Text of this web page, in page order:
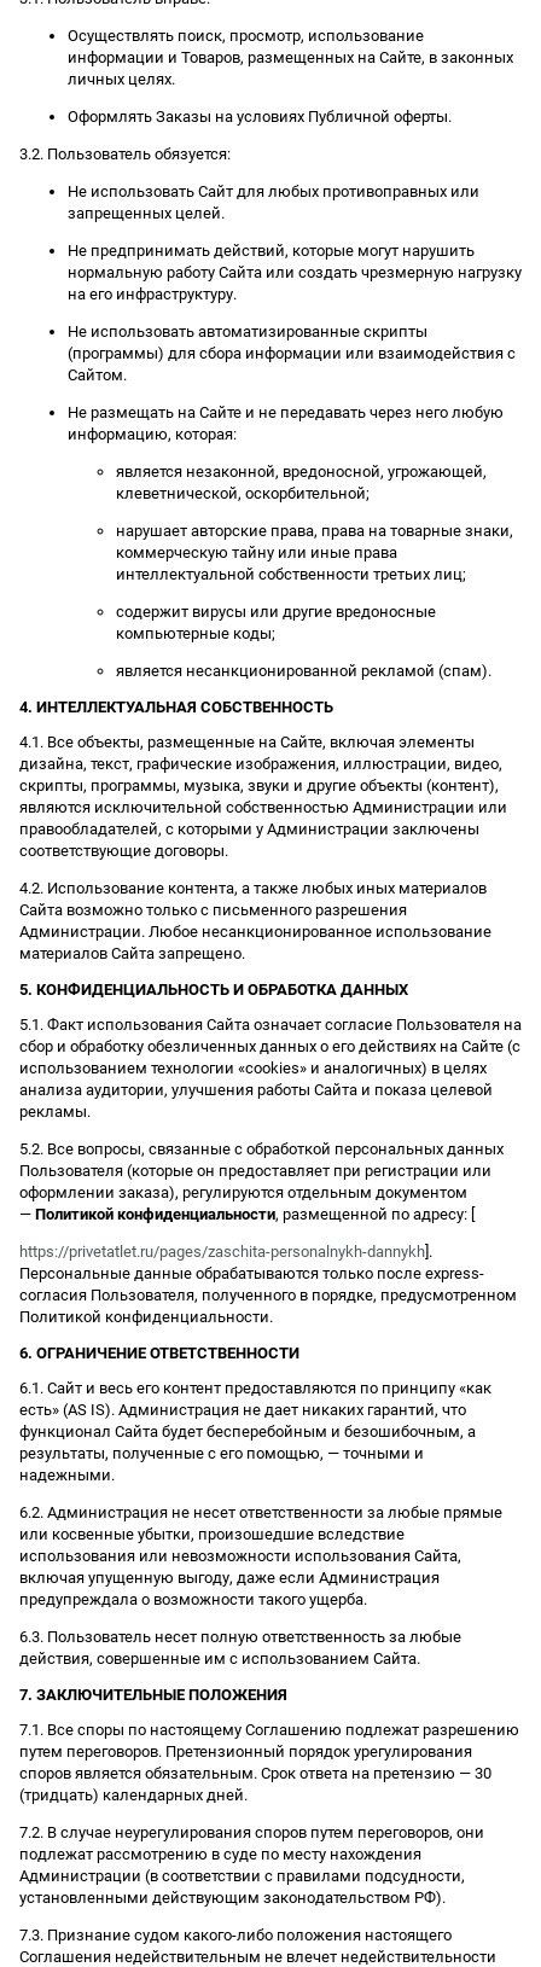
Осуществлять поиск, просмотр, использование
информации и Товаров, размещенных на Сайте, в законных
личных целях.
Оформлять Заказы на условиях Публичной оферты.
3.2. Пользователь обязуется:
Не использовать Сайт для любых противоправных или
запрещенных целей.
Не предпринимать действий, которые могут нарушить
нормальную работу Сайта или создать чрезмерную нагрузку
на его инфраструктуру.
Не использовать автоматизированные скрипты
(программы) для сбора информации или взаимодействия с
Сайтом.
Не размещать на Сайте и не передавать через него любую
информацию, которая:
является незаконной, вредоносной, угрожающей,
клеветнической, оскорбительной;
нарушает авторские права, права на товарные знаки,
коммерческую тайну или иные права
интеллектуальной собственности третьих лиц;
содержит вирусы или другие вредоносные
компьютерные коды;
является несанкционированной рекламой (спам).
4. ИНТЕЛЛЕКТУАЛЬНАЯ СОБСТВЕННОСТЬ
4.1. Все объекты, размещенные на Сайте, включая элементы
дизайна, текст, графические изображения, иллюстрации, видео,
скрипты, программы, музыка, звуки и другие объекты (контент),
являются исключительной собственностью Администрации или
правообладателей, с которыми у Администрации заключены
соответствующие договоры.
4.2. Использование контента, а также любых иных материалов
Сайта возможно только с письменного разрешения
Администрации. Любое несанкционированное использование
материалов Сайта запрещено.
5. КОНФИДЕНЦИАЛЬНОСТЬ И ОБРАБОТКА ДАННЫХ
5.1. Факт использования Сайта означает согласие Пользователя на
сбор и обработку обезличенных данных о его действиях на Сайте (с
использованием технологии «cookies» и аналогичных) в целях
анализа аудитории, улучшения работы Сайта и показа целевой
рекламы.
5.2. Все вопросы, связанные с обработкой персональных данных
Пользователя (которые он предоставляет при регистрации или
оформлении заказа), регулируются отдельным документом
— Политикой конфиденциальности, размещенной по адресу: [
https://privetatlet.ru/pages/zaschita-personalnykh-dannykh ].
Персональные данные обрабатываются только после express-
согласия Пользователя, полученного в порядке, предусмотренном
Политикой конфиденциальности.
6. ОГРАНИЧЕНИЕ ОТВЕТСТВЕННОСТИ
6.1. Сайт и весь его контент предоставляются по принципу «как
есть» (AS IS). Администрация не дает никаких гарантий, что
функционал Сайта будет бесперебойным и безошибочным, а
результаты, полученные с его помощью, — точными и
надежными.
6.2. Администрация не несет ответственности за любые прямые
или косвенные убытки, произошедшие вследствие
использования или невозможности использования Сайта,
включая упущенную выгоду, даже если Администрация
предупреждала о возможности такого ущерба.
6.3. Пользователь несет полную ответственность за любые
действия, совершенные им с использованием Сайта.
7. ЗАКЛЮЧИТЕЛЬНЫЕ ПОЛОЖЕНИЯ
7.1. Все споры по настоящему Соглашению подлежат разрешению
путем переговоров. Претензионный порядок урегулирования
споров является обязательным. Срок ответа на претензию — 30
(тридцать) календарных дней.
7.2. В случае неурегулирования споров путем переговоров, они
подлежат рассмотрению в суде по месту нахождения
Администрации (в соответствии с правилами подсудности,
установленными действующим законодательством РФ).
7.3. Признание судом какого-либо положения настоящего
Соглашения недействительным не влечет недействительности